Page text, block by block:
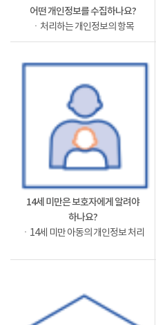
어떤 개인정보를 수집하나요?
ㆍ처리하는 개인정보의 항목
14세 미만은 보호자에게 알려야
하나요?
ㆍ14세 미만 아동의 개인정보 처리